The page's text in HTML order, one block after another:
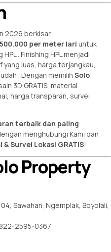
2026 berkisar
per meter lari untuk
HPL. Finishing HPL menjadi
luas, harga terjangkau,
. Dengan memilih Solo
3D GRATIS, material
harga transparan, survei
terbaik dan paling
menghubungi Kami dan
& Survei Lokasi GRATIS!
Property
Sawahan, Ngemplak, Boyolali,
2595-0367